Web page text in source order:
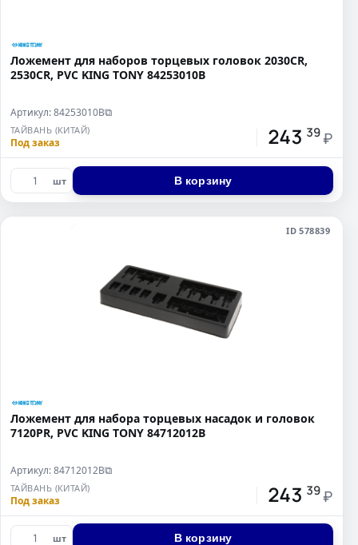
Ложемент для наборов торцевых головок 2030CR,
2530CR, PVC KING TONY 84253010B
Артикул: 84253010B⧉
ТАЙВАНЬ (КИТАЙ)
Под заказ 243 39 ₽
шт В корзину
ID 578839
Ложемент для набора торцевых насадок и головок
7120PR, PVC KING TONY 84712012B
Артикул: 84712012B⧉
ТАЙВАНЬ (КИТАЙ)
Под заказ 243 39 ₽
шт В корзину